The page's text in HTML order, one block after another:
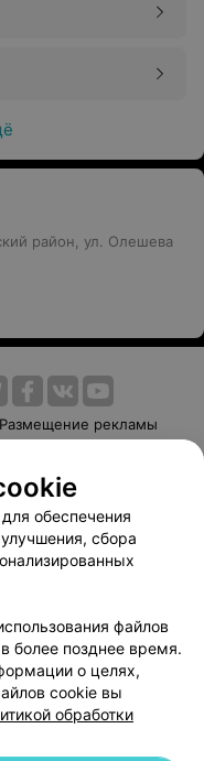
район, ул. Олешева
Размещение рекламы
Способы оплаты
103.by
данных
обеспечения
сбора
файлов
более позднее время.
о целях,
cookie вы
обработки